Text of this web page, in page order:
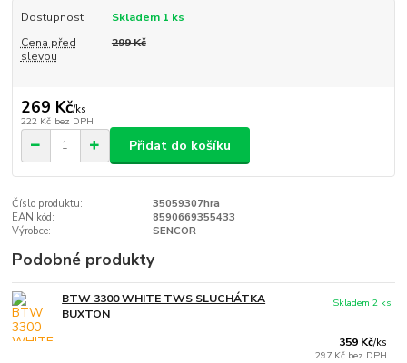
Dostupnost
Skladem 1 ks
Cena před
slevou
299 Kč
269 Kč/ks
222 Kč bez DPH
Přidat do košíku
Číslo produktu:
35059307hra
EAN kód:
8590669355433
Výrobce:
SENCOR
Podobné produkty
BTW 3300 WHITE TWS SLUCHÁTKA
BUXTON
359 Kč/ks
297 Kč bez DPH
Skladem 2 ks